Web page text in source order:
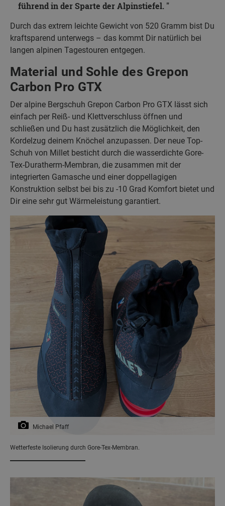
führend in der Sparte der Alpinstiefel.
Durch das extrem leichte Gewicht von 520 Gramm bist Du
kraftsparend unterwegs – das kommt Dir natürlich bei
langen alpinen Tagestouren entgegen.
Material und Sohle des Grepon
Carbon Pro GTX
Der alpine Bergschuh Grepon Carbon Pro GTX lässt sich
einfach per Reiß- und Klettverschluss öffnen und
schließen und Du hast zusätzlich die Möglichkeit, den
Kordelzug deinem Knöchel anzupassen. Der neue Top-
Schuh von Millet besticht durch die wasserdichte Gore-
Tex-Duratherm-Membran, die zusammen mit der
integrierten Gamasche und einer doppellagigen
Konstruktion selbst bei bis zu -10 Grad Komfort bietet und
Dir eine sehr gut Wärmeleistung garantiert.
Michael Pfaff
Wetterfeste Isolierung durch Gore-Tex-Membran.